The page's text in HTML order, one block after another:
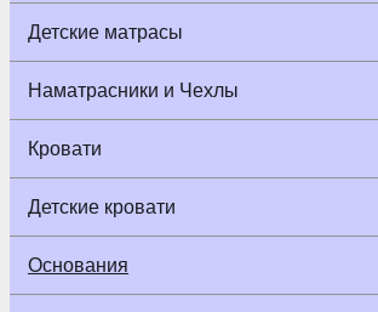
Детские матрасы
Наматрасники и Чехлы
Кровати
Детские кровати
Основания